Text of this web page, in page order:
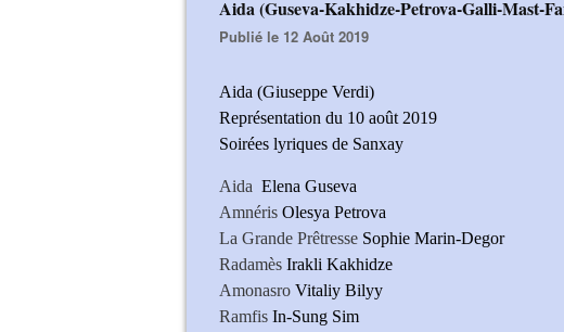
Aida (Guseva-Kakhidze-Petrova-Galli-Mast-
Publié le 12 Août 2019
Aida (Giuseppe Verdi)
Représentation du 10 août 2019
Soirées lyriques de Sanxay
Aida Elena Guseva
Amnéris Olesya Petrova
La Grande Prêtresse Sophie Marin-Degor
Radamès Irakli Kakhidze
Amonasro Vitaliy Bilyy
Ramfis In-Sung Sim